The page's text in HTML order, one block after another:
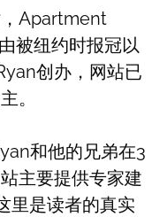
Apartment
被纽约时报冠以
创办，网站已
。
和他的兄弟在3
主要提供专家建
里是读者的真实